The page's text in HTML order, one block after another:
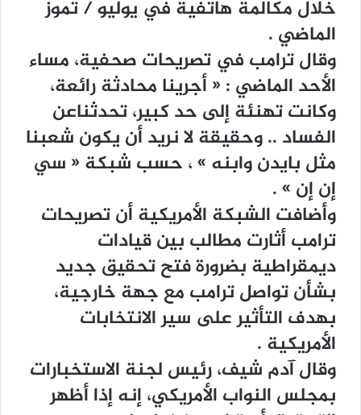
ﺧﻼﻝ ﻣﻜﺎﻟﻤﺔ ﻫﺎﺗﻔﻴﺔ ﻓﻲ ﻳﻮﻟﻴﻮ / ﺗﻤﻮﺯ
ﺍﻟﻤﺎﺿﻲ .
ﻭﻗﺎﻝ ﺗﺮﺍﻣﺐ ﻓﻲ ﺗﺼﺮﻳﺤﺎﺕ ﺻﺤﻔﻴﺔ، ﻣﺴﺎﺀ
ﺍﻷﺣﺪ ﺍﻟﻤﺎﺿﻲ : ‏« ﺃﺟﺮﻳﻨﺎ ﻣﺤﺎﺩﺛﺔ ﺭﺍﺋﻌﺔ،
ﻭﻛﺎﻧﺖ ﺗﻬﻨﺌﺔ ﺇﻟﻰ ﺣﺪ ﻛﺒﻴﺮ، ﺗﺤﺪﺛﻨﺎﻋﻦ
ﺍﻟﻔﺴﺎﺩ .. ﻭﺣﻘﻴﻘﺔ ﻻ ﻧﺮﻳﺪ ﺃﻥ ﻳﻜﻮﻥ ﺷﻌﺒﻨﺎ
ﻣﺜﻞ ﺑﺎﻳﺪﻥ ﻭﺍﺑﻨﻪ ‏» ، ﺣﺴﺐ ﺷﺒﻜﺔ ‏« ﺳﻲ
ﺇﻥ ﺇﻥ ‏» .
ﻭﺃﺿﺎﻓﺖ ﺍﻟﺸﺒﻜﺔ ﺍﻷﻣﺮﻳﻜﻴﺔ ﺃﻥ ﺗﺼﺮﻳﺤﺎﺕ
ﺗﺮﺍﻣﺐ ﺃﺛﺎﺭﺕ ﻣﻄﺎﻟﺐ ﺑﻴﻦ ﻗﻴﺎﺩﺍﺕ
ﺩﻳﻤﻘﺮﺍﻃﻴﺔ ﺑﻀﺮﻭﺭﺓ ﻓﺘﺢ ﺗﺤﻘﻴﻖ ﺟﺪﻳﺪ
ﺑﺸﺄﻥ ﺗﻮﺍﺻﻞ ﺗﺮﺍﻣﺐ ﻣﻊ ﺟﻬﺔ ﺧﺎﺭﺟﻴﺔ،
ﺑﻬﺪﻑ ﺍﻟﺘﺄﺛﻴﺮ ﻋﻠﻰ ﺳﻴﺮ ﺍﻻﻧﺘﺨﺎﺑﺎﺕ
ﺍﻷﻣﺮﻳﻜﻴﺔ .
ﻭﻗﺎﻝ ﺁﺩﻡ ﺷﻴﻒ، ﺭﺋﻴﺲ ﻟﺠﻨﺔ ﺍﻻﺳﺘﺨﺒﺎﺭﺍﺕ
ﺑﻤﺠﻠﺲ ﺍﻟﻨﻮﺍﺏ ﺍﻷﻣﺮﻳﻜﻲ، ﺇﻧﻪ ﺇﺫﺍ ﺃﻇﻬﺮ